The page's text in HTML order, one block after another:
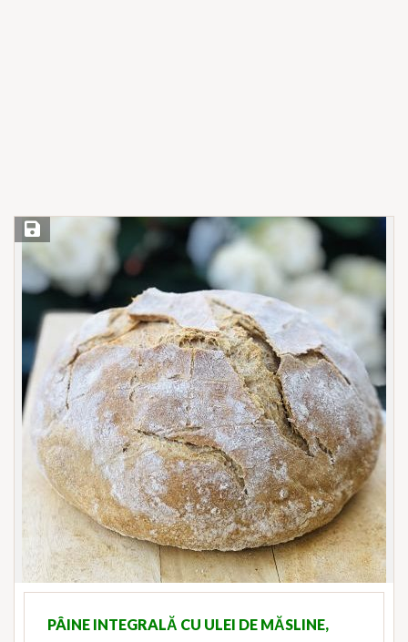
Save Recipe
PÂINE INTEGRALĂ CU ULEI DE MĂSLINE,